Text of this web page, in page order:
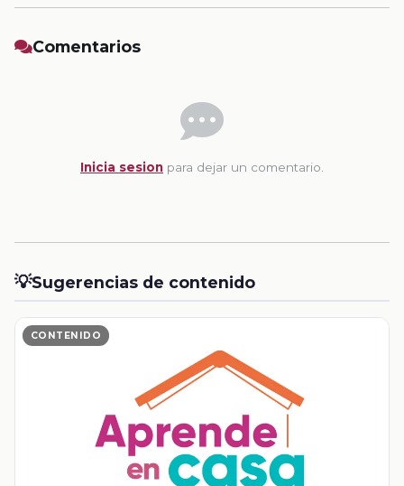
Comentarios
Inicia sesion para dejar un comentario.
💡Sugerencias de contenido
CONTENIDO